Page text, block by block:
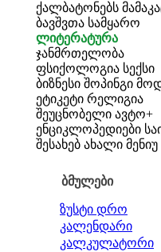
ქალბატონებს
ბავშვთა სამყარო
ლიტერატურა
ჯანმრთელობა
ფსიქოლოგია სექსი
ბიზნესი შოპინგი
ეტიკეტი რელიგია
შეუცნობელი ავტო+
ენციკლოპედიები
შესახებ ახალი მენიუ
ბმულები
ზუსტი დრო
კალენდარი
კალკულატორი